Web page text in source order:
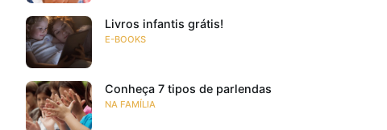
Livros infantis grátis!
E-BOOKS
Conheça 7 tipos de parlendas
NA FAMÍLIA